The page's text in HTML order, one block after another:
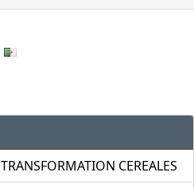
TRANSFORMATION CEREALES